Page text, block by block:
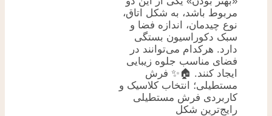
مربوط باشد، به شکل اتاق،
نوع چیدمان، اندازه فضا و
سبک دکوراسیون بستگی
دارد. هرکدام می‌توانند در
فضای مناسب جلوه زیبایی
ایجاد کنند. 🏠✨ فرش
مستطیلی؛ انتخاب کلاسیک و
کاربردی فرش مستطیلی
رایج‌ترین شکل